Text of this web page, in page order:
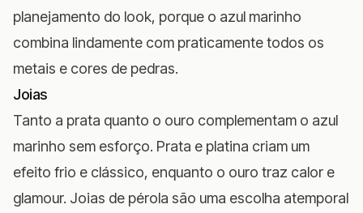
planejamento do look, porque o azul marinho
combina lindamente com praticamente todos os
metais e cores de pedras.
Joias
Tanto a prata quanto o ouro complementam o azul
marinho sem esforço. Prata e platina criam um
efeito frio e clássico, enquanto o ouro traz calor e
glamour. Joias de pérola são uma escolha atemporal